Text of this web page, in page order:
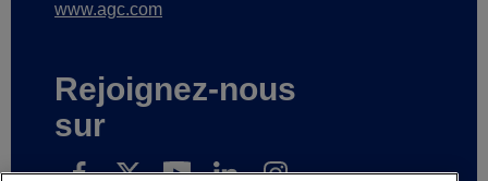
www.agc.com
Rejoignez-nous
sur